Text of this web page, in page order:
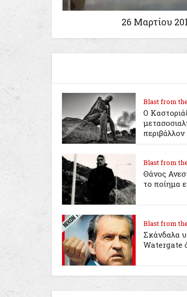
26 Mαρτίου
Blast from
Ο
περιβάλλον
Blast from
Θάνος
το ποίημα
Blast from
Σκάνδαλα
Watergate